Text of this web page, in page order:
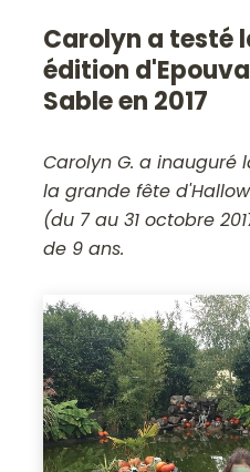
Carolyn a testé
édition
Sable en 2017
Carolyn G. a inauguré
la grande fête
(du 7 au 31 octobre
de 9 ans.